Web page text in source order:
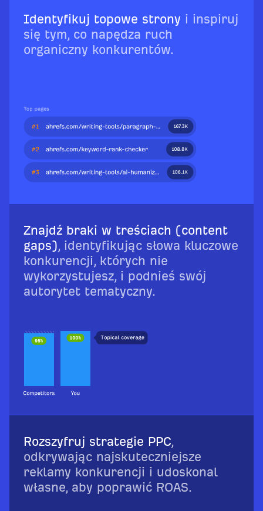
Identyfikuj topowe strony i inspiruj
się tym, co napędza ruch
organiczny konkurentów.
Znajdź braki w treściach (content
gaps), identyfikując słowa kluczowe
konkurencji, których nie
wykorzystujesz, i podnieś swój
autorytet tematyczny.
Rozszyfruj strategie PPC,
odkrywając najskuteczniejsze
reklamy konkurencji i udoskonal
własne, aby poprawić ROAS.